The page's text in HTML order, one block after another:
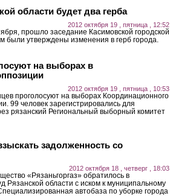
области будет два герба
2012 октября 19 , пятница , 12:52
прошло заседание Касимовской городской
были утверждены изменения в герб города.
на выборах в
2012 октября 19 , пятница , 10:53
проголосуют на выборах Координационного
99 человек зарегистрировались для
рязанский Региональный выборный комитет
задолженность со
2012 октября 18 , четверг , 18:03
«Рязаньгоргаз» обратилось в
Рязанской области с иском к муниципальному
автобаза по уборке города